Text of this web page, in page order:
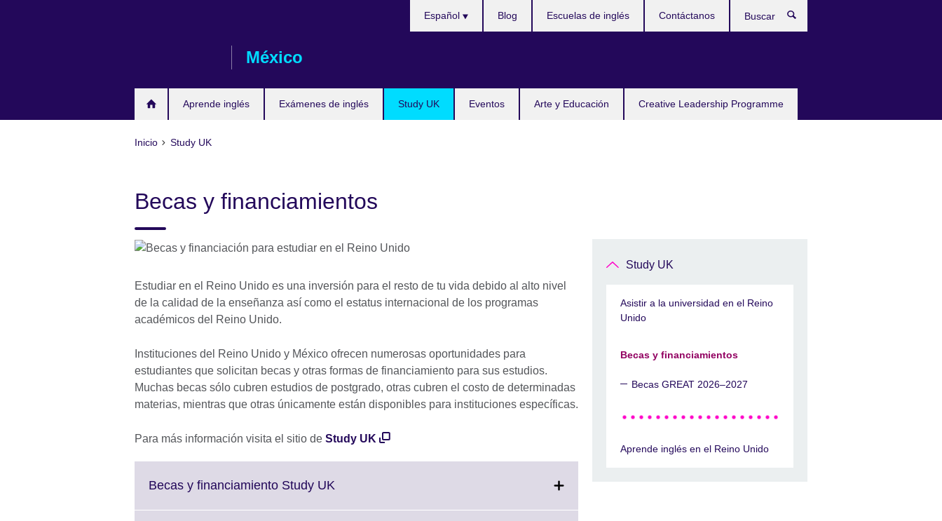
México
Aprende inglés Exámenes de inglés Study UK Eventos Arte y Educación Creative Leadership Programme
Español Blog Escuelas de inglés Contáctanos
Inicio Study UK
Becas y financiamientos
Estudiar en el Reino Unido es una inversión para el resto de tu vida debido al alto nivel
de la calidad de la enseñanza así como el estatus internacional de los programas
académicos del Reino Unido.
Instituciones del Reino Unido y México ofrecen numerosas oportunidades para
estudiantes que solicitan becas y otras formas de financiamiento para sus estudios.
Muchas becas sólo cubren estudios de postgrado, otras cubren el costo de determinadas
materias, mientras que otras únicamente están disponibles para instituciones específicas.
Para más información visita el sitio de Study UK
Becas y financiamiento Study UK
Study UK
Asistir a la universidad en el Reino
Unido
Becas y financiamientos
Becas GREAT 2026–2027
Aprende inglés en el Reino Unido